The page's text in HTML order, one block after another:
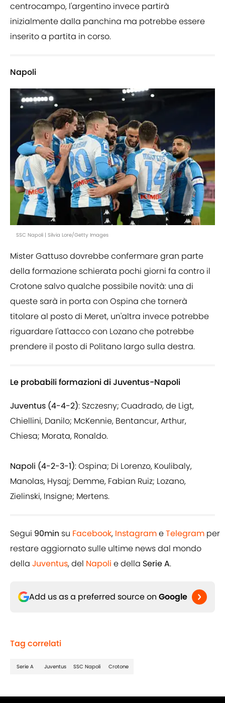
centrocampo, l'argentino invece partirà
inizialmente dalla panchina ma potrebbe essere
inserito a partita in corso.
Napoli
SSC Napoli | Silvia Lore/Getty Images
Mister Gattuso dovrebbe confermare gran parte
della formazione schierata pochi giorni fa contro il
Crotone salvo qualche possibile novità: una di
queste sarà in porta con Ospina che tornerà
titolare al posto di Meret, un'altra invece potrebbe
riguardare l'attacco con Lozano che potrebbe
prendere il posto di Politano largo sulla destra.
Le probabili formazioni di Juventus-Napoli
Juventus (4-4-2): Szczesny; Cuadrado, de Ligt,
Chiellini, Danilo; McKennie, Bentancur, Arthur,
Chiesa; Morata, Ronaldo.
Napoli (4-2-3-1): Ospina; Di Lorenzo, Koulibaly,
Manolas, Hysaj; Demme, Fabian Ruiz; Lozano,
Zielinski, Insigne; Mertens.
Segui 90min su Facebook, InstagrameTelegram per
restare aggiornato sulle ultime news dal mondo
della Juventus, del Napoli e della Serie A.
Add us as a preferred source on Google
Tag correlati
Serie A Juventus SSC Napoli Crotone